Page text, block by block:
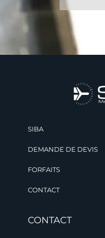
SIBA
DEMANDE DE DEVIS
FORFAITS
CONTACT
CONTACT